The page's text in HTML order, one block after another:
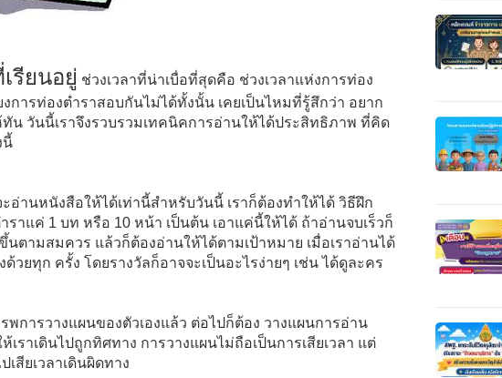
รียนอยู่ ช่วงเวลาที่น่าเบื่อที่สุดคือ ช่วงเวลาแห่งการท่อง
การท่องตำราสอบกันไม่ได้ทั้งนั้น เคยเป็นไหมที่รู้สึกว่า อยาก
น วันนี้เราจึงรวบรวมเทคนิคการอ่านให้ได้ประสิทธิภาพ ที่คิด
นี้
ะอ่านหนังสือให้ได้เท่านี้สำหรับวันนี้ เราก็ต้องทำให้ได้ วิธีฝึก
าแค่ 1 บท หรือ 10 หน้า เป็นต้น เอาแค่นี้ให้ได้ ถ้าอ่านจบเร็วก็
ตามสมควร แล้วก็ต้องอ่านให้ได้ตามเป้าหมาย เมื่อเราอ่านได้
วยทุก ครั้ง โดยรางวัลก็อาจจะเป็นอะไรง่ายๆ เช่น ได้ดูละคร
รพการวางแผนของตัวเองแล้ว ต่อไปก็ต้อง วางแผนการอ่าน
าเดินไปถูกทิศทาง การวางแผนไม่ถือเป็นการเสียเวลา แต่
เสียเวลาเดินผิดทาง